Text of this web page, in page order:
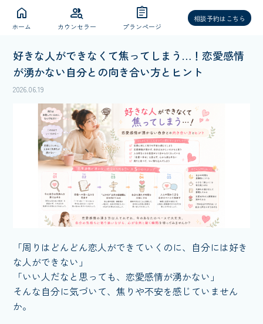
home
ホーム
group_search
カウンセラー
assignment
プランページ
相談予約はこちら
好きな人ができなくて焦ってしまう…！恋愛感情
が湧かない自分との向き合い方とヒント
2026.06.19
「周りはどんどん恋人ができていくのに、自分には好き
な人ができない」
「いい人だなと思っても、恋愛感情が湧かない」
そんな自分に気づいて、焦りや不安を感じていません
か。